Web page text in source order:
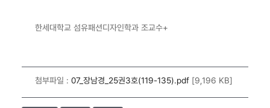
한세대학교 섬유패션디자인학과 조교수+
첨부파일 : 07_장남경_25권3호(119-135).pdf[9,196 KB]